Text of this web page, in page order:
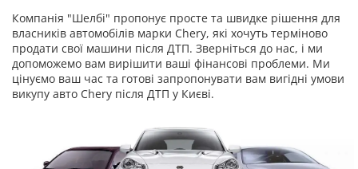
Компанія "Шелбі" пропонує просте та швидке рішення для
власників автомобілів марки Chery, які хочуть терміново
продати свої машини після ДТП. Зверніться до нас, і ми
допоможемо вам вирішити ваші фінансові проблеми. Ми
цінуємо ваш час та готові запропонувати вам вигідні умови
викупу авто Chery після ДТП у Києві.